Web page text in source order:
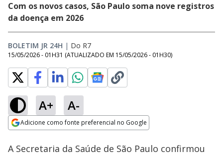
Com os novos casos, São Paulo soma nove registros
da doença em 2026
BOLETIM JR 24H | Do R7
15/05/2026 - 01H31 (ATUALIZADO EM 15/05/2026 - 01H30)
A+ A-
Adicione como fonte preferencial no Google
Ativar
Loaded
72.06%
A Secretaria da Saúde de São Paulo confirmou